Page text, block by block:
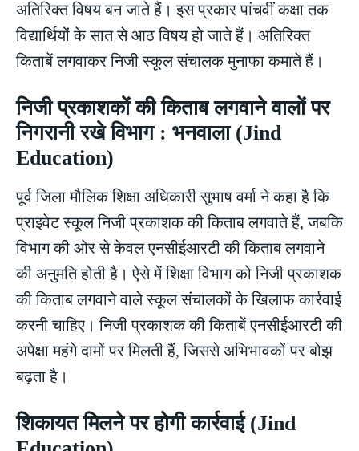
अतिरिक्त विषय बन जाते हैं। इस प्रकार पांचवीं कक्षा तक
विद्यार्थियों के सात से आठ विषय हो जाते हैं। अतिरिक्त
किताबें लगवाकर निजी स्कूल संचालक मुनाफा कमाते हैं।
निजी प्रकाशकों की किताब लगवाने वालों पर
निगरानी रखे विभाग : भनवाला (Jind
Education)
पूर्व जिला मौलिक शिक्षा अधिकारी सुभाष वर्मा ने कहा है कि
प्राइवेट स्कूल निजी प्रकाशक की किताब लगवाते हैं, जबकि
विभाग की ओर से केवल एनसीईआरटी की किताब लगवाने
की अनुमति होती है। ऐसे में शिक्षा विभाग को निजी प्रकाशक
की किताब लगवाने वाले स्कूल संचालकों के खिलाफ कार्रवाई
करनी चाहिए। निजी प्रकाशक की किताबें एनसीईआरटी की
अपेक्षा महंगे दामों पर मिलती हैं, जिससे अभिभावकों पर बोझ
बढ़ता है।
शिकायत मिलने पर होगी कार्रवाई (Jind